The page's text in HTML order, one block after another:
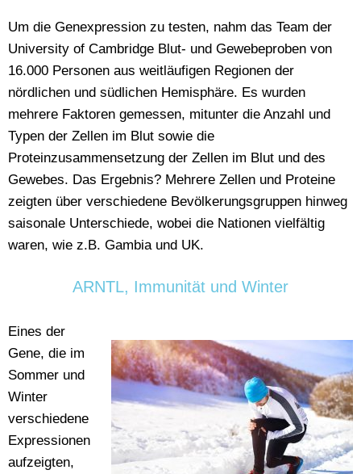
Um die Genexpression zu testen, nahm das Team der
University of Cambridge Blut- und Gewebeproben von
16.000 Personen aus weitläufigen Regionen der
nördlichen und südlichen Hemisphäre. Es wurden
mehrere Faktoren gemessen, mitunter die Anzahl und
Typen der Zellen im Blut sowie die
Proteinzusammensetzung der Zellen im Blut und des
Gewebes. Das Ergebnis? Mehrere Zellen und Proteine
zeigten über verschiedene Bevölkerungsgruppen hinweg
saisonale Unterschiede, wobei die Nationen vielfältig
waren, wie z.B. Gambia und UK.
ARNTL, Immunität und Winter
Eines der
Gene, die im
Sommer und
Winter
verschiedene
Expressionen
aufzeigten,